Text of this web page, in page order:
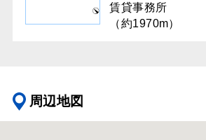
賃貸事務所
（約1970m）
周辺地図